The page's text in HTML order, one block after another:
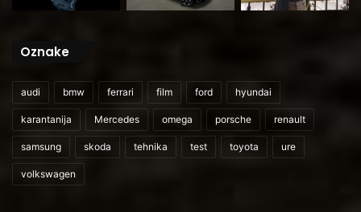
Oznake
audi bmw ferrari film ford hyundai
karantanija Mercedes omega porsche renault
samsung skoda tehnika test toyota ure
volkswagen